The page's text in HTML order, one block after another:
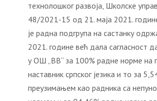
технолошког развоја, Школске
48/2021-15 од 21. маја 2021.
је радна подгрупа на састанку
2021. године већ дала сагласност
у ОШ „ВВ“ за 100% радне норме на
наставник српског језика и то за
преузимањем као радника са